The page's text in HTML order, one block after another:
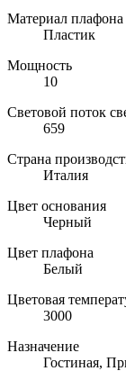
Материал плафона
Пластик
Мощность
10
Световой поток
659
Страна
Италия
Цвет основания
Черный
Цвет плафона
Белый
Цветовая
3000
Назначение
Гостиная,